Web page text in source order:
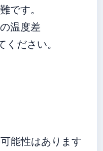
です。
温度差
ください。
能性はあります